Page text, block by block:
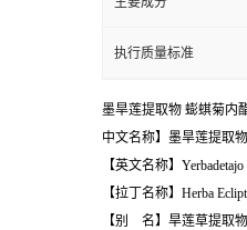
执行质量标准
墨旱莲提取物 蟛蜞菊内
中文名称】墨旱莲提取物
【英文名称】Yerbadetajo
【拉丁名称】Herba
【别 名】旱莲草提取